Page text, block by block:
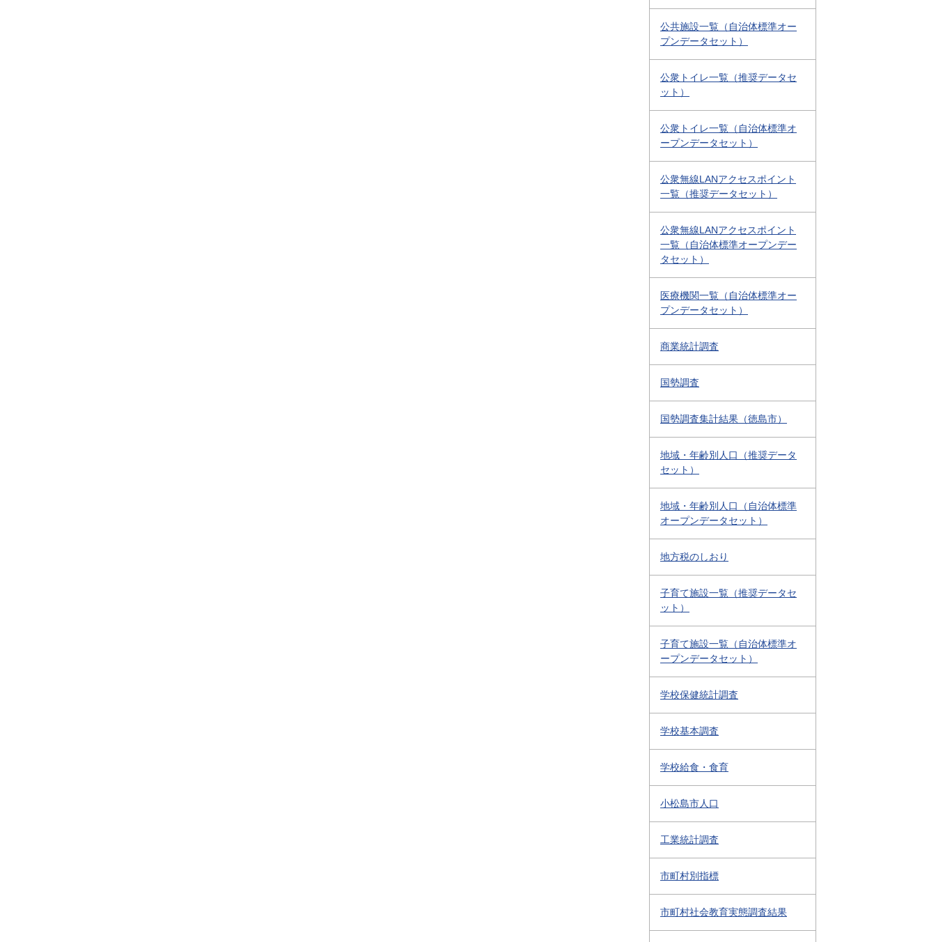
公共施設一覧（自治体標準オー
プンデータセット）
公衆トイレ一覧（推奨データセ
ット）
公衆トイレ一覧（自治体標準オ
ープンデータセット）
公衆無線LANアクセスポイント
一覧（推奨データセット）
公衆無線LANアクセスポイント
一覧（自治体標準オープンデー
タセット）
医療機関一覧（自治体標準オー
プンデータセット）
商業統計調査
国勢調査
国勢調査集計結果（徳島市）
地域・年齢別人口（推奨データ
セット）
地域・年齢別人口（自治体標準
オープンデータセット）
地方税のしおり
子育て施設一覧（推奨データセ
ット）
子育て施設一覧（自治体標準オ
ープンデータセット）
学校保健統計調査
学校基本調査
学校給食・食育
小松島市人口
工業統計調査
市町村別指標
市町村社会教育実態調査結果